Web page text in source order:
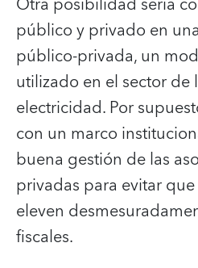
público y privado en
público-privada, un
utilizado en el sector
electricidad. Por
con un marco
buena gestión de las
privadas para evitar
eleven
fiscales.